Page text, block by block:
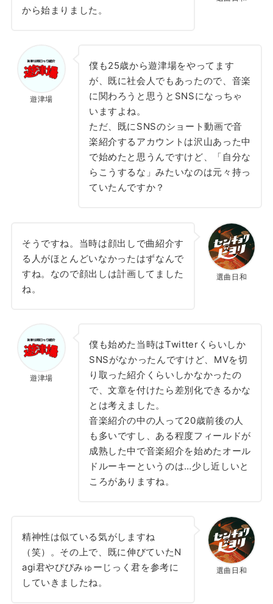
から始まりました。
遊津場
僕も25歳から遊津場をやってます
が、既に社会人でもあったので、音楽
に関わろうと思うとSNSになっちゃ
いますよね。
ただ、既にSNSのショート動画で音
楽紹介するアカウントは沢山あった中
で始めたと思うんですけど、「自分な
らこうするな」みたいなのは元々持っ
ていたんですか？
選曲日和
そうですね。当時は顔出しで曲紹介す
る人がほとんどいなかったはずなんで
すね。なので顔出しは計画してました
ね。
遊津場
僕も始めた当時はTwitterくらいしか
SNSがなかったんですけど、MVを切
り取った紹介くらいしかなかったの
で、文章を付けたら差別化できるかな
とは考えました。
音楽紹介の中の人って20歳前後の人
も多いですし、ある程度フィールドが
成熟した中で音楽紹介を始めたオール
ドルーキーというのは…少し近しいと
ころがありますね。
選曲日和
精神性は似ている気がしますね
（笑）。その上で、既に伸びていたN
agi君やぴぴみゅーじっく君を参考に
していきましたね。